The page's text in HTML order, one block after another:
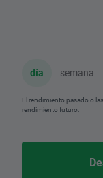
día semana
El rendimiento pasado o
rendimiento futuro.